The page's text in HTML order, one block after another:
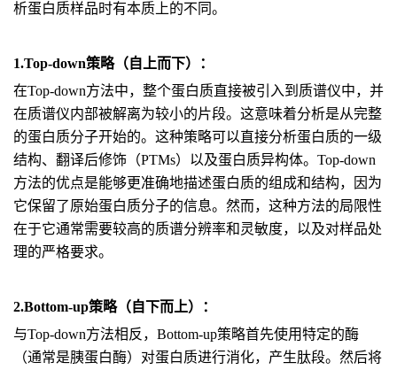
析蛋白质样品时有本质上的不同。
1.Top-down策略（自上而下）：
在Top-down方法中，整个蛋白质直接被引入到质谱仪中，并
在质谱仪内部被解离为较小的片段。这意味着分析是从完整
的蛋白质分子开始的。这种策略可以直接分析蛋白质的一级
结构、翻译后修饰（PTMs）以及蛋白质异构体。Top-down
方法的优点是能够更准确地描述蛋白质的组成和结构，因为
它保留了原始蛋白质分子的信息。然而，这种方法的局限性
在于它通常需要较高的质谱分辨率和灵敏度，以及对样品处
理的严格要求。
2.Bottom-up策略（自下而上）：
与Top-down方法相反，Bottom-up策略首先使用特定的酶
（通常是胰蛋白酶）对蛋白质进行消化，产生肽段。然后将